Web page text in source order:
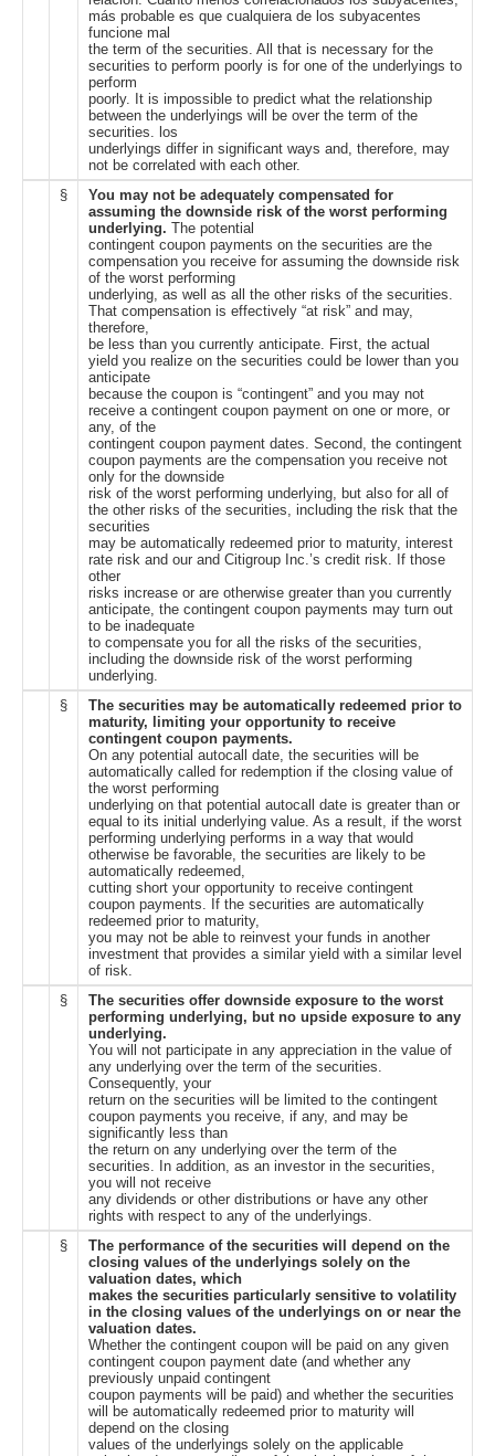
más probable es que cualquiera de los subyacentes
funcione mal
the term of the securities. All that is necessary for the
securities to perform poorly is for one of the underlyings to
perform
poorly. It is impossible to predict what the relationship
between the underlyings will be over the term of the
securities. los
underlyings differ in significant ways and, therefore, may
not be correlated with each other.
§
You may not be adequately compensated for
assuming the downside risk of the worst performing
underlying. The potential
contingent coupon payments on the securities are the
compensation you receive for assuming the downside risk
of the worst performing
underlying, as well as all the other risks of the securities.
That compensation is effectively “at risk” and may,
therefore,
be less than you currently anticipate. First, the actual
yield you realize on the securities could be lower than you
anticipate
because the coupon is “contingent” and you may not
receive a contingent coupon payment on one or more, or
any, of the
contingent coupon payment dates. Second, the contingent
coupon payments are the compensation you receive not
only for the downside
risk of the worst performing underlying, but also for all of
the other risks of the securities, including the risk that the
securities
may be automatically redeemed prior to maturity, interest
rate risk and our and Citigroup Inc.’s credit risk. If those
other
risks increase or are otherwise greater than you currently
anticipate, the contingent coupon payments may turn out
to be inadequate
to compensate you for all the risks of the securities,
including the downside risk of the worst performing
underlying.
§
The securities may be automatically redeemed prior to
maturity, limiting your opportunity to receive
contingent coupon payments.
On any potential autocall date, the securities will be
automatically called for redemption if the closing value of
the worst performing
underlying on that potential autocall date is greater than or
equal to its initial underlying value. As a result, if the worst
performing underlying performs in a way that would
otherwise be favorable, the securities are likely to be
automatically redeemed,
cutting short your opportunity to receive contingent
coupon payments. If the securities are automatically
redeemed prior to maturity,
you may not be able to reinvest your funds in another
investment that provides a similar yield with a similar level
of risk.
§
The securities offer downside exposure to the worst
performing underlying, but no upside exposure to any
underlying.
You will not participate in any appreciation in the value of
any underlying over the term of the securities.
Consequently, your
return on the securities will be limited to the contingent
coupon payments you receive, if any, and may be
significantly less than
the return on any underlying over the term of the
securities. In addition, as an investor in the securities,
you will not receive
any dividends or other distributions or have any other
rights with respect to any of the underlyings.
§
The performance of the securities will depend on the
closing values of the underlyings solely on the
valuation dates, which
makes the securities particularly sensitive to volatility
in the closing values of the underlyings on or near the
valuation dates.
Whether the contingent coupon will be paid on any given
contingent coupon payment date (and whether any
previously unpaid contingent
coupon payments will be paid) and whether the securities
will be automatically redeemed prior to maturity will
depend on the closing
values of the underlyings solely on the applicable